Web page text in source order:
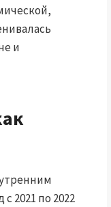
и
2021 по 2022